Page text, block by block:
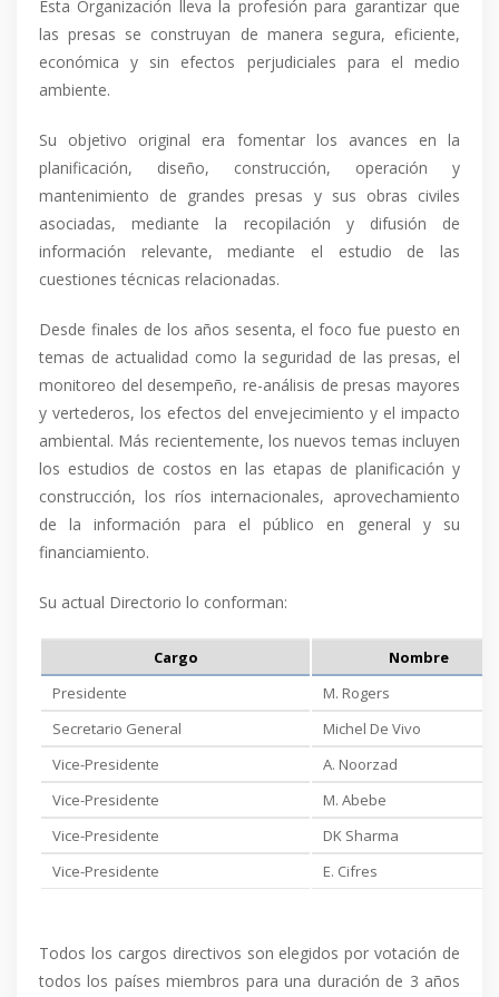
Esta Organización lleva la profesión para garantizar que
las presas se construyan de manera segura, eficiente,
económica y sin efectos perjudiciales para el medio
ambiente.
Su objetivo original era fomentar los avances en la
planificación, diseño, construcción, operación y
mantenimiento de grandes presas y sus obras civiles
asociadas, mediante la recopilación y difusión de
información relevante, mediante el estudio de las
cuestiones técnicas relacionadas.
Desde finales de los años sesenta, el foco fue puesto en
temas de actualidad como la seguridad de las presas, el
monitoreo del desempeño, re-análisis de presas mayores
y vertederos, los efectos del envejecimiento y el impacto
ambiental. Más recientemente, los nuevos temas incluyen
los estudios de costos en las etapas de planificación y
construcción, los ríos internacionales, aprovechamiento
de la información para el público en general y su
financiamiento.
Su actual Directorio lo conforman:
Cargo
Nombre
Presidente
M. Rogers
Secretario General
Michel De Vivo
Vice-Presidente
A. Noorzad
Vice-Presidente
M. Abebe
Vice-Presidente
DK Sharma
Vice-Presidente
E. Cifres
Todos los cargos directivos son elegidos por votación de
todos los países miembros para una duración de 3 años